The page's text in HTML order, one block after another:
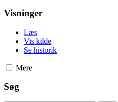
Visninger
Læs
Vis kilde
Se historik
Mere
Søg